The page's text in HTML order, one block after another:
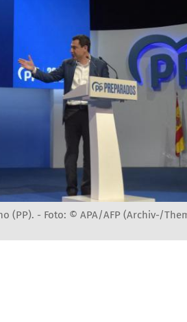
(PP). - Foto: © APA/AFP (Archiv-/